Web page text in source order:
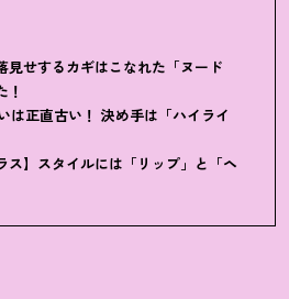
見せするカギはこなれた「ヌード
！
は正直古い ！ 決め手は「ハイライ
ス】スタイルには「リップ」と「ヘ